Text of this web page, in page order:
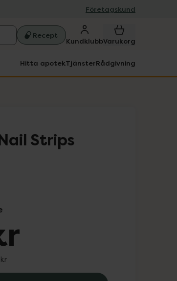
Företagskund
Recept
KundklubbVarukorg
Hitta apotekTjänsterRådgivning
Strips